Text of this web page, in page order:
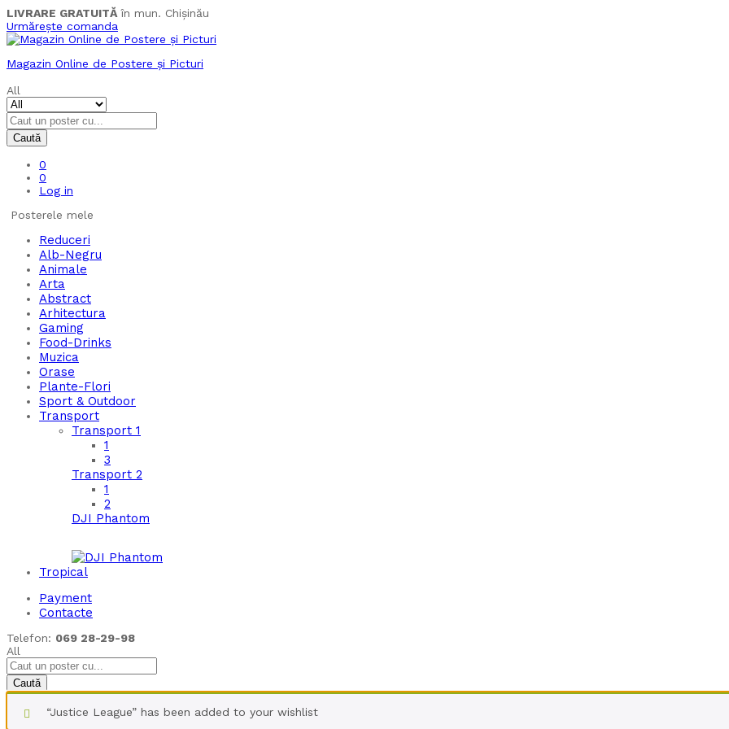
LIVRARE GRATUITĂ în mun. Chișinău
Urmărește comanda
Magazin Online de Postere și Picturi
All
Caută
0
0
Log in
Posterele mele
Reduceri
Alb-Negru
Animale
Arta
Abstract
Arhitectura
Gaming
Food-Drinks
Muzica
Orase
Plante-Flori
Sport & Outdoor
Transport
Transport 1
1
3
Transport 2
1
2
DJI Phantom
Tropical
Payment
Contacte
Telefon: 069 28-29-98
All
Caută
“Justice League” has been added to your wishlist